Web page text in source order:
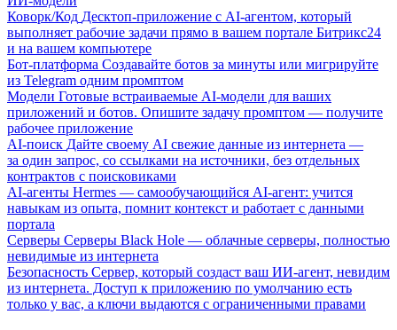
Коворк/Код Десктоп-приложение с AI-агентом, который
выполняет рабочие задачи прямо в вашем портале Битрикс24
и на вашем компьютере
Бот-платформа Создавайте ботов за минуты или мигрируйте
из Telegram одним промптом
Модели Готовые встраиваемые AI-модели для ваших
приложений и ботов. Опишите задачу промптом — получите
рабочее приложение
AI-поиск Дайте своему AI свежие данные из интернета —
за один запрос, со ссылками на источники, без отдельных
контрактов с поисковиками
AI-агенты Hermes — самообучающийся AI-агент: учится
навыкам из опыта, помнит контекст и работает с данными
портала
Серверы Серверы Black Hole — облачные серверы, полностью
невидимые из интернета
Безопасность Сервер, который создаст ваш ИИ-агент, невидим
из интернета. Доступ к приложению по умолчанию есть
только у вас, а ключи выдаются с ограниченными правами